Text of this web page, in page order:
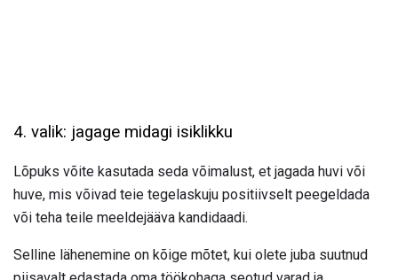
4. valik: jagage midagi isiklikku
Lõpuks võite kasutada seda võimalust, et jagada huvi või
huve, mis võivad teie tegelaskuju positiivselt peegeldada
või teha teile meeldejääva kandidaadi.
Selline lähenemine on kõige mõtet, kui olete juba suutnud